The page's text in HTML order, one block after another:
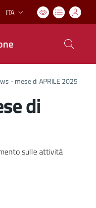
Lingua attiva:
ITA
- mese di APRILE 2025
di
sulle attività